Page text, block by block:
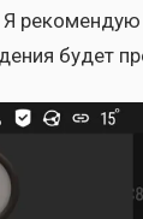
Я реко­мен­дую
будет